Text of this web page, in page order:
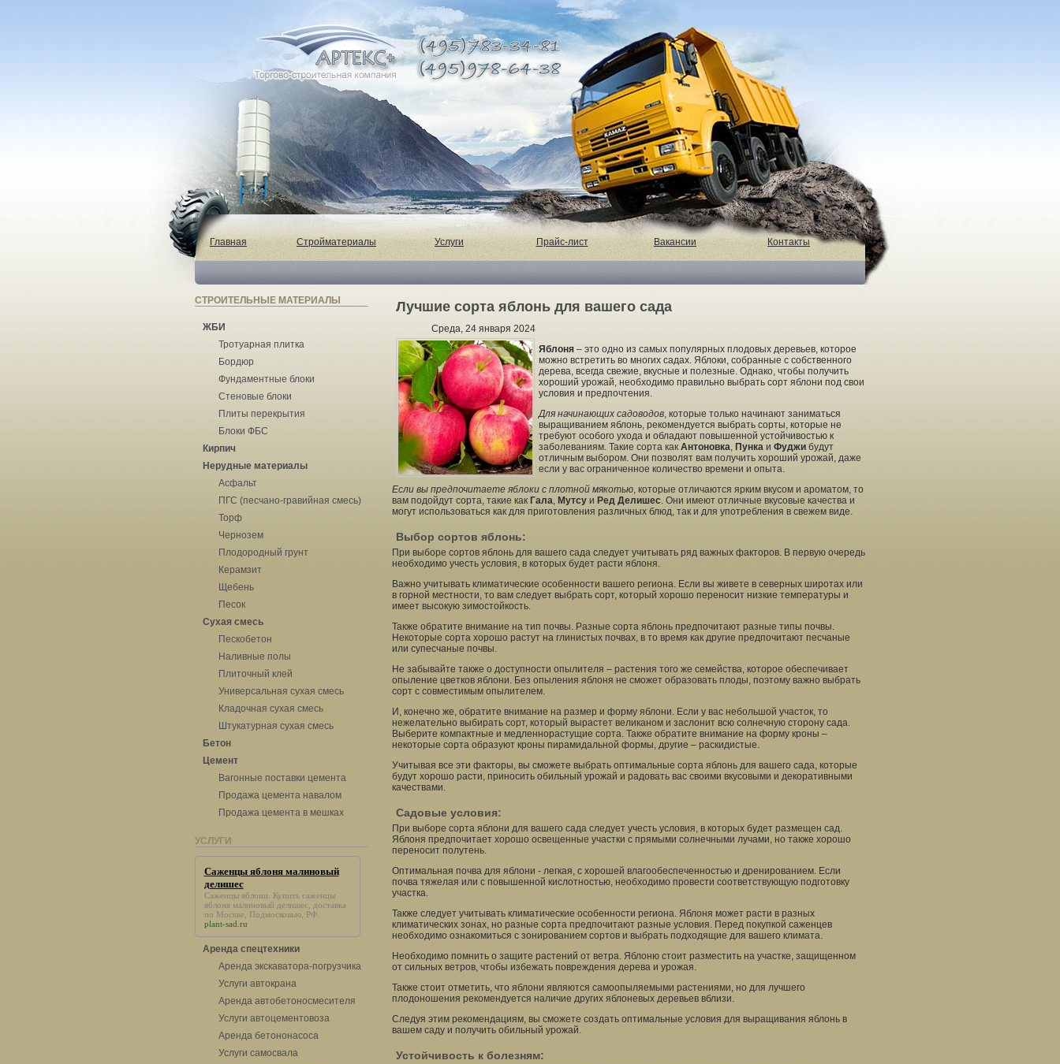
Главная Стройматериалы Услуги Прайс-лист Вакансии Контакты
СТРОИТЕЛЬНЫЕ МАТЕРИАЛЫ
ЖБИ
Тротуарная плитка
Бордюр
Фундаментные блоки
Стеновые блоки
Плиты перекрытия
Блоки ФБС
Кирпич
Нерудные материалы
Асфальт
ПГС (песчано-гравийная смесь)
Торф
Чернозем
Плодородный грунт
Керамзит
Щебень
Песок
Сухая смесь
Пескобетон
Наливные полы
Плиточный клей
Универсальная сухая смесь
Кладочная сухая смесь
Штукатурная сухая смесь
Бетон
Цемент
Вагонные поставки цемента
Продажа цемента навалом
Продажа цемента в мешках
УСЛУГИ
Саженцы яблоня малиновый
делишес
Саженцы яблони. Купить саженцы
яблоня малиновый делишес , доставка
по Москве, Подмосковью, РФ.
plant-sad.ru
Аренда спецтехники
Аренда экскаватора-погрузчика
Услуги автокрана
Аренда автобетоносмесителя
Услуги автоцементовоза
Аренда бетононасоса
Услуги самосвала
Лучшие сорта яблонь для вашего сада
Среда, 24 января 2024
Яблоня – это одно из самых популярных плодовых деревьев, которое
можно встретить во многих садах. Яблоки, собранные с собственного
дерева, всегда свежие, вкусные и полезные. Однако, чтобы получить
хороший урожай, необходимо правильно выбрать сорт яблони под свои
условия и предпочтения.
Для начинающих садоводов, которые только начинают заниматься
выращиванием яблонь, рекомендуется выбрать сорты, которые не
требуют особого ухода и обладают повышенной устойчивостью к
заболеваниям. Такие сорта как Антоновка, Пунка и Фуджи будут
отличным выбором. Они позволят вам получить хороший урожай, даже
если у вас ограниченное количество времени и опыта.
Если вы предпочитаете яблоки с плотной мякотью, которые отличаются ярким вкусом и ароматом, то
вам подойдут сорта, такие как Гала, Мутсу и Ред Делишес. Они имеют отличные вкусовые качества и
могут использоваться как для приготовления различных блюд, так и для употребления в свежем виде.
Выбор сортов яблонь:
При выборе сортов яблонь для вашего сада следует учитывать ряд важных факторов. В первую очередь
необходимо учесть условия, в которых будет расти яблоня.
Важно учитывать климатические особенности вашего региона. Если вы живете в северных широтах или
в горной местности, то вам следует выбрать сорт, который хорошо переносит низкие температуры и
имеет высокую зимостойкость.
Также обратите внимание на тип почвы. Разные сорта яблонь предпочитают разные типы почвы.
Некоторые сорта хорошо растут на глинистых почвах, в то время как другие предпочитают песчаные
или супесчаные почвы.
Не забывайте также о доступности опылителя – растения того же семейства, которое обеспечивает
опыление цветков яблони. Без опыления яблоня не сможет образовать плоды, поэтому важно выбрать
сорт с совместимым опылителем.
И, конечно же, обратите внимание на размер и форму яблони. Если у вас небольшой участок, то
нежелательно выбирать сорт, который вырастет великаном и заслонит всю солнечную сторону сада.
Выберите компактные и медленнорастущие сорта. Также обратите внимание на форму кроны –
некоторые сорта образуют кроны пирамидальной формы, другие – раскидистые.
Учитывая все эти факторы, вы сможете выбрать оптимальные сорта яблонь для вашего сада, которые
будут хорошо расти, приносить обильный урожай и радовать вас своими вкусовыми и декоративными
качествами.
Садовые условия:
При выборе сорта яблони для вашего сада следует учесть условия, в которых будет размещен сад.
Яблоня предпочитает хорошо освещенные участки с прямыми солнечными лучами, но также хорошо
переносит полутень.
Оптимальная почва для яблони - легкая, с хорошей влагообеспеченностью и дренированием. Если
почва тяжелая или с повышенной кислотностью, необходимо провести соответствующую подготовку
участка.
Также следует учитывать климатические особенности региона. Яблоня может расти в разных
климатических зонах, но разные сорта предпочитают разные условия. Перед покупкой саженцев
необходимо ознакомиться с зонированием сортов и выбрать подходящие для вашего климата.
Необходимо помнить о защите растений от ветра. Яблоню стоит разместить на участке, защищенном
от сильных ветров, чтобы избежать повреждения дерева и урожая.
Также стоит отметить, что яблони являются самоопыляемыми растениями, но для лучшего
плодоношения рекомендуется наличие других яблоневых деревьев вблизи.
Следуя этим рекомендациям, вы сможете создать оптимальные условия для выращивания яблонь в
вашем саду и получить обильный урожай.
Устойчивость к болезням: